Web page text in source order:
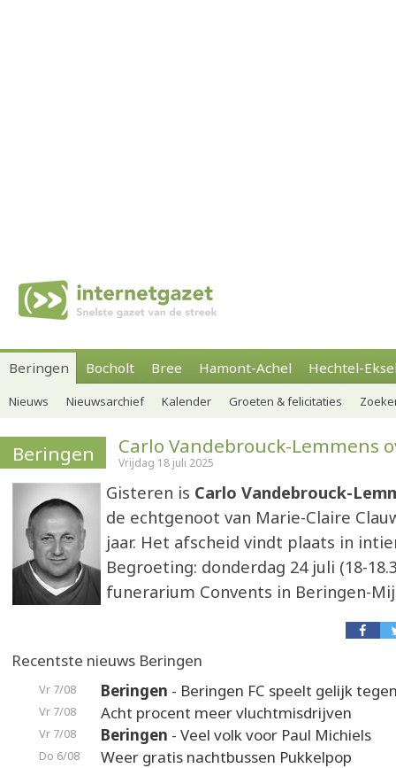
Beringen Bocholt Bree Hamont-Achel Hechtel-
Nieuws Nieuwsarchief Kalender Groeten & felicitaties
Beringen Carlo Vandebrouck-Lemmens
Vrijdag 18 juli 2025
Gisteren is Carlo Vandebrouck-
de echtgenoot van Marie-Claire
jaar. Het afscheid vindt plaats in
Begroeting: donderdag 24 juli (18-
funerarium Convents in Beringen-
Recentste nieuws Beringen
Vr 7/08 Beringen - Beringen FC speelt gelijk
Vr 7/08 Acht procent meer vluchtmisdrijven
Vr 7/08 Beringen - Veel volk voor Paul Michiels
Do 6/08 Weer gratis nachtbussen Pukkelpop